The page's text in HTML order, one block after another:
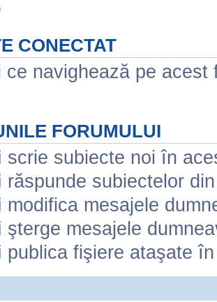
CONECTAT
ce navighează pe
FORUMULUI
scrie subiecte noi în
răspunde subiectelor
modifica mesajele
şterge mesajele
publica fişiere ataşate